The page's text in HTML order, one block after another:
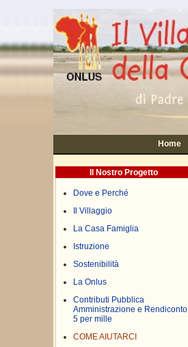
Home
Il Nostro Progetto
Dove e Perché
Il Villaggio
La Casa Famiglia
Istruzione
Sostenibilità
La Onlus
Contributi Pubblica
Amministrazione e Rendiconto
5 per mille
COME AIUTARCI